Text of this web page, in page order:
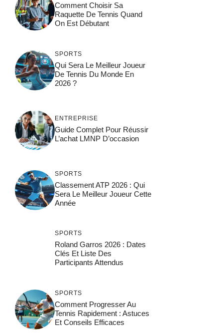
Comment Choisir Sa
Raquette De Tennis Quand
On Est Débutant
SPORTS
Qui Sera Le Meilleur Joueur
De Tennis Du Monde En
2026 ?
ENTREPRISE
Guide Complet Pour Réussir
L’achat LMNP D’occasion
SPORTS
Classement ATP 2026 : Qui
Sera Le Meilleur Joueur Cette
Année
SPORTS
Roland Garros 2026 : Dates
Clés Et Liste Des
Participants Attendus
SPORTS
Comment Progresser Au
Tennis Rapidement : Astuces
Et Conseils Efficaces